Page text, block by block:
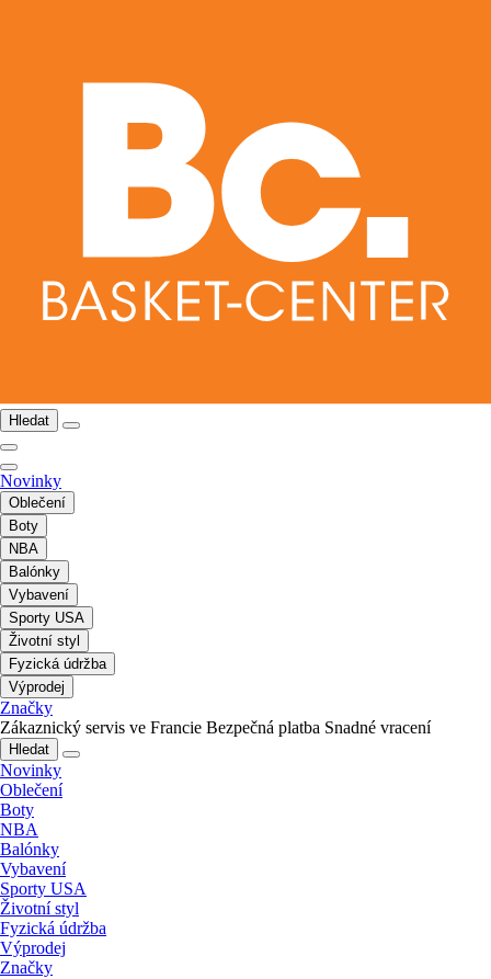
Hledat
Novinky
Oblečení
Boty
NBA
Balónky
Vybavení
Sporty USA
Životní styl
Fyzická údržba
Výprodej
Značky
Zákaznický servis ve Francie Bezpečná platba Snadné vracení
Hledat
Novinky
Oblečení
Boty
NBA
Balónky
Vybavení
Sporty USA
Životní styl
Fyzická údržba
Výprodej
Značky